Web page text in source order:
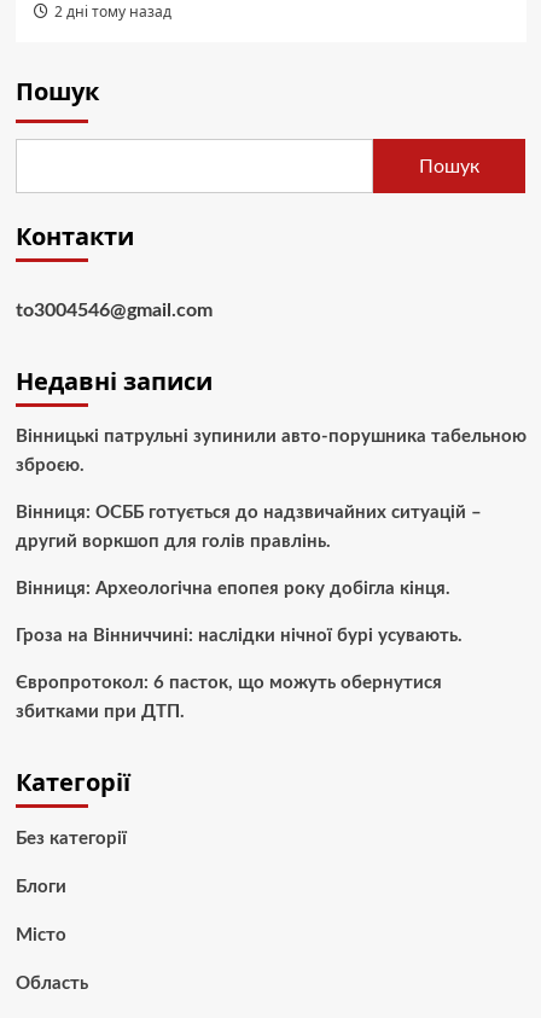
2 дні тому назад
Пошук
Пошук
Контакти
to3004546@gmail.com
Недавні записи
Вінницькі патрульні зупинили авто-порушника табельною
зброєю.
Вінниця: ОСББ готується до надзвичайних ситуацій –
другий воркшоп для голів правлінь.
Вінниця: Археологічна епопея року добігла кінця.
Гроза на Вінниччині: наслідки нічної бурі усувають.
Європротокол: 6 пасток, що можуть обернутися
збитками при ДТП.
Категорії
Без категорії
Блоги
Місто
Область